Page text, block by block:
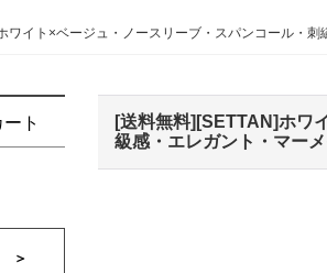
ワイト×ベージュ・ノースリーブ・スパンコール・
ト
＞
[送料無料][SETTAN]ホワ
級感・エレガント・マー